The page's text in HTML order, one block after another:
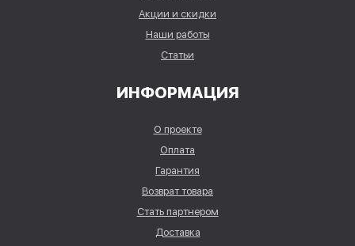
Акции и скидки
Наши работы
Статьи
ИНФОРМАЦИЯ
О проекте
Оплата
Гарантия
Возврат товара
Стать партнером
Доставка